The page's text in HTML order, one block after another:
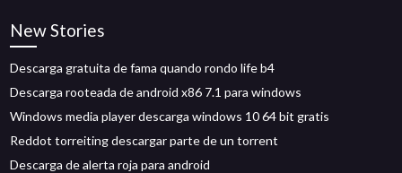
New Stories
Descarga gratuita de fama quando rondo life b4
Descarga rooteada de android x86 7.1 para windows
Windows media player descarga windows 10 64 bit gratis
Reddot torreiting descargar parte de un torrent
Descarga de alerta roja para android